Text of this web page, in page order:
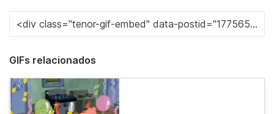
GIFs relacionados